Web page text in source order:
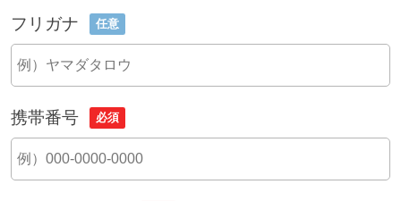
フリガナ 任意
携帯番号 必須